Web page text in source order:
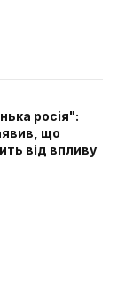
росія":
що
від впливу